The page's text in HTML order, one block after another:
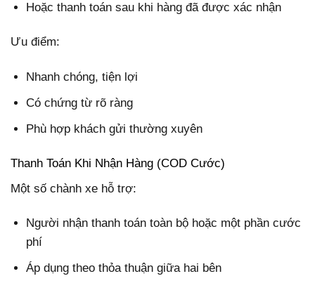
Hoặc thanh toán sau khi hàng đã được xác nhận
Ưu điểm:
Nhanh chóng, tiện lợi
Có chứng từ rõ ràng
Phù hợp khách gửi thường xuyên
Thanh Toán Khi Nhận Hàng (COD Cước)
Một số chành xe hỗ trợ:
Người nhận thanh toán toàn bộ hoặc một phần cước
phí
Áp dụng theo thỏa thuận giữa hai bên